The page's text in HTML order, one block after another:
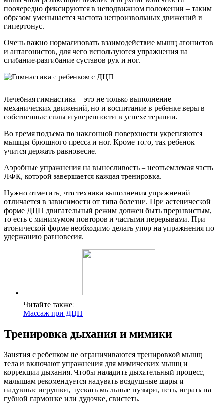
поочередно фиксируются в неподвижном положении – таким
образом уменьшается частота непроизвольных движений и
гипертонус.
Очень важно нормализовать взаимодействие мышц агонистов
и антагонистов, для чего используются упражнения на
сгибание-разгибание суставов рук и ног.
Лечебная гимнастика – это не только выполнение
механических движений, но и воспитание в ребенке веры в
собственные силы и уверенности в успехе терапии.
Во время подъема по наклонной поверхности укрепляются
мышцы брюшного пресса и ног. Кроме того, так ребенок
учится держать равновесие.
Аэробные упражнения на выносливость – неотъемлемая часть
ЛФК, которой завершается каждая тренировка.
Нужно отметить, что техника выполнения упражнений
отличается в зависимости от типа болезни. При астенической
форме ДЦП двигательный режим должен быть прерывистым,
то есть с минимумом повторов и частыми перерывами. При
атонической форме необходимо делать упор на упражнения по
удержанию равновесия.
Читайте также:
Массаж при ДЦП
Тренировка дыхания и мимики
Занятия с ребенком не ограничиваются тренировкой мышц
тела и включают упражнения для мимических мышц и
коррекции дыхания. Чтобы наладить дыхательный процесс,
малышам рекомендуется надувать воздушные шары и
надувные игрушки, пускать мыльные пузыри, петь, играть на
губной гармошке или дудочке, свистеть.